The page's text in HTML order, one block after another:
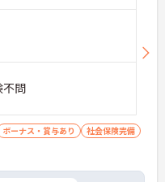
問
ボーナス・賞与あり
社会保険完備